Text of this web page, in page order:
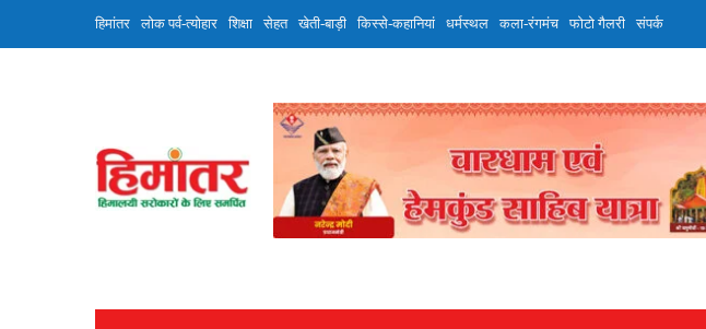
हिमांतर लोक पर्व-त्योहार शिक्षा सेहत खेती-बाड़ी किस्से-कहानियां धर्मस्थल कला-रंगमंच फोटो गैलरी संपर्क